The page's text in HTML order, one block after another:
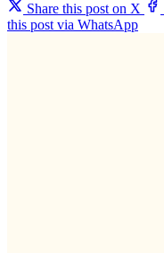
Share this post on X
this post via WhatsApp